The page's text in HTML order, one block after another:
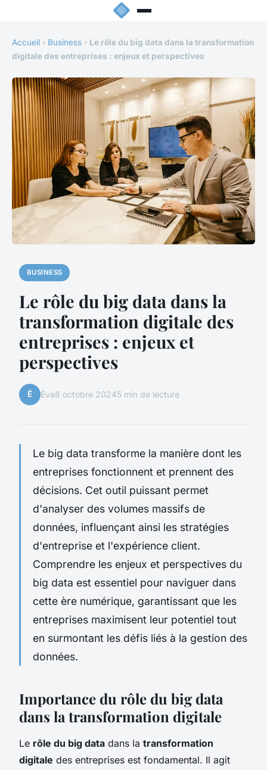
Accueil › Business › Le rôle du big data dans la transformation
digitale des entreprises : enjeux et perspectives
BUSINESS
Le rôle du big data dans la
transformation digitale des
entreprises : enjeux et
perspectives
É Éva8 octobre 20245 min de lecture
Le big data transforme la manière dont les
entreprises fonctionnent et prennent des
décisions. Cet outil puissant permet
d'analyser des volumes massifs de
données, influençant ainsi les stratégies
d'entreprise et l'expérience client.
Comprendre les enjeux et perspectives du
big data est essentiel pour naviguer dans
cette ère numérique, garantissant que les
entreprises maximisent leur potentiel tout
en surmontant les défis liés à la gestion des
données.
Importance du rôle du big data
dans la transformation digitale
Le rôle du big data dans la transformation
digitale des entreprises est fondamental. Il agit